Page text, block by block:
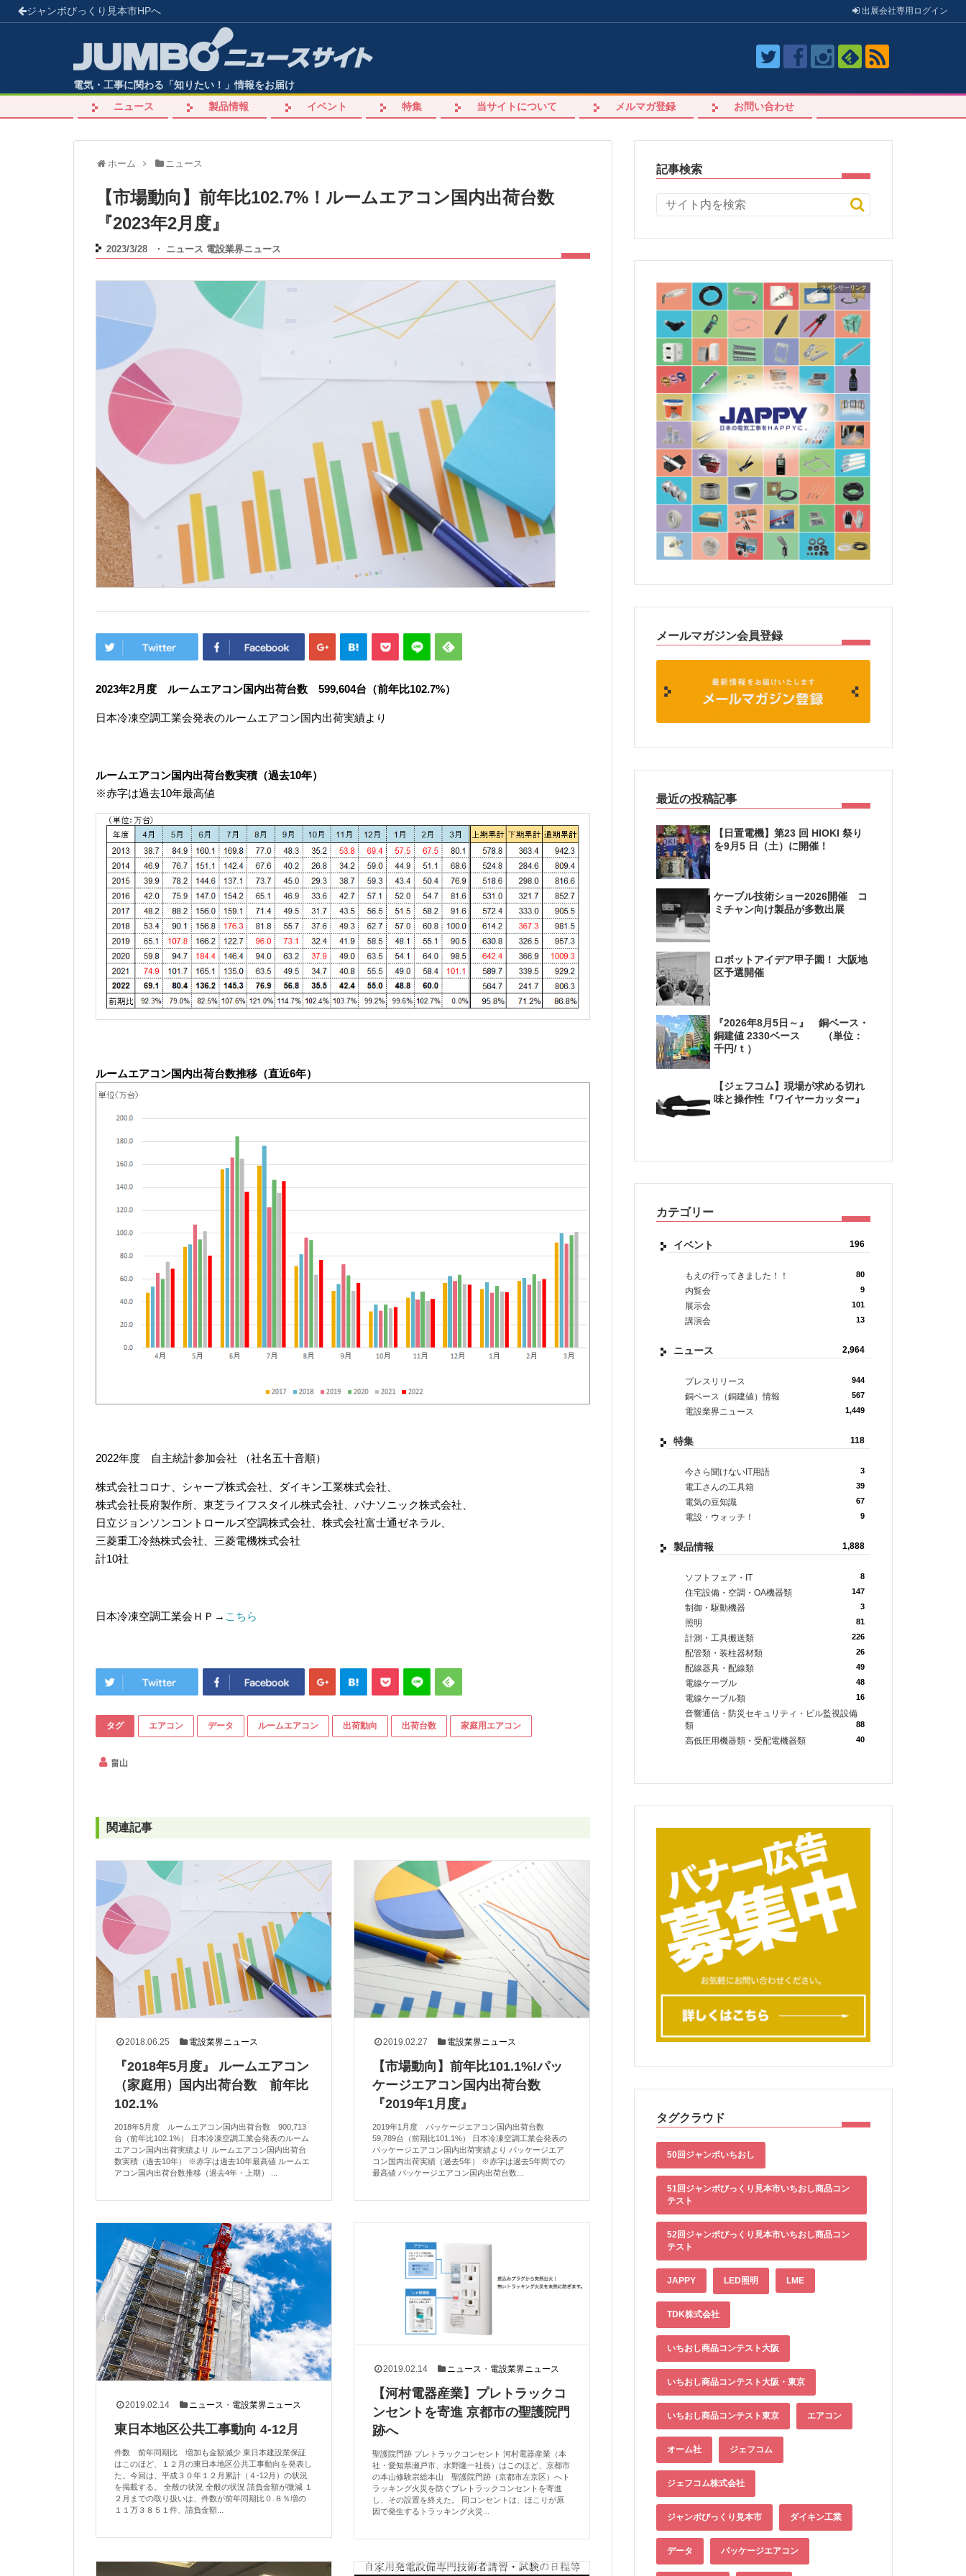
ジャンボびっくり見本市HPへ 出展会社専用 ログイン
電気・工事に関わる「知りたい！」情報をお届け
ニュース
製品情報 イベント 特集 当サイトについて メルマガ登録 お問い合わせ
ホーム ニュース
【市場動向】前年比102.7%！ルームエアコン国内出荷台数
『2023年2月度』
2023/3/28 ・ ニュース 電設業界ニュース
2023年2月度 ルームエアコン国内出荷台数 599,604台（前年比102.7%）
日本冷凍空調工業会発表のルームエアコン国内出荷実績より
ルームエアコン国内出荷台数実積（過去10年）
※赤字は過去10年最高値
ルームエアコン国内出荷台数推移（直近6年）
2022年度 自主統計参加会社 （社名五十音順）
株式会社コロナ、シャープ株式会社、ダイキン工業株式会社、
株式会社長府製作所、東芝ライフスタイル株式会社、パナソニック株式会社、
日立ジョンソンコントロールズ空調株式会社、株式会社富士通ゼネラル、
三菱重工冷熱株式会社、三菱電機株式会社
計10社
日本冷凍空調工業会ＨＰ→ こちら
タグ エアコン データ ルームエアコン 出荷動向 出荷台数 家庭用エアコン
畠山
関連記事
2018.06.25 電設業界ニュース
『2018年5月度』 ルームエアコン
（家庭用）国内出荷台数 前年比
102.1%
2018年5月度 ルームエアコン国内出荷台数 900,713
台（前年比102.1%） 日本冷凍空調工業会発表のルーム
エアコン国内出荷実績より ルームエアコン国内出荷台
数実積（過去10年） ※赤字は過去10年最高値 ルームエ
アコン国内出荷台数推移（過去4年・上期） ...
2019.02.27 電設業界ニュース
【市場動向】前年比101.1%!パッ
ケージエアコン国内出荷台数
『2019年1月度』
2019年1月度 パッケージエアコン国内出荷台数
59,789台（前期比101.1%） 日本冷凍空調工業会発表の
パッケージエアコン国内出荷実績より パッケージエア
コン国内出荷実績（過去5年） ※赤字は過去5年間での
最高値 パッケージエアコン国内出荷台数...
2019.02.14 ニュース ・ 電設業界ニュース
東日本地区公共工事動向 4-12月
件数 前年同期比 増加も金額減少 東日本建設業保証
はこのほど、１２月の東日本地区公共工事動向を発表し
た。今回は、平成３０年１２月累計（４-12月）の状況
を掲載する。 全般の状況 全般の状況 請負金額が微減 １
２月までの取り扱いは、件数が前年同期比０.８％増の
１１万３８５１件、請負金額...
2019.02.14 ニュース ・ 電設業界ニュース
【河村電器産業】プレトラックコ
ンセントを寄進 京都市の聖護院門
跡へ
聖護院門跡 プレトラックコンセント 河村電器産業（本
社・愛知県瀬戸市、水野隆一社長）はこのほど、京都市
の本山修験宗総本山 聖護院門跡（京都市左京区）へト
ラッキング火災を防ぐプレトラックコンセントを寄進
し、その設置を終えた。 同コンセントは、ほこりが原
因で発生するトラッキング火災...
記事検索
メールマガジン会員登録
最近の投稿記事
【日置電機】第23 回 HIOKI 祭り
を9月5 日（土）に開催！
ケーブル技術ショー2026開催 コ
ミチャン向け製品が多数出展
ロボットアイデア甲子園！ 大阪地
区予選開催
『2026年8月5日～』 銅ベース・
銅建値 2330ベース （単位：
千円/ｔ）
【ジェフコム】現場が求める切れ
味と操作性『ワイヤーカッター』
カテゴリー
イベント 196
もえの行ってきました！！ 80
内覧会 9
展示会 101
講演会 13
ニュース 2,964
プレスリリース 944
銅ベース（銅建値）情報 567
電設業界ニュース 1,449
特集 118
今さら聞けないIT用語 3
電工さんの工具箱 39
電気の豆知識 67
電設・ウォッチ！ 9
製品情報 1,888
ソフトフェア・IT 8
住宅設備・空調・OA機器類 147
制御・駆動機器 3
照明 81
計測・工具搬送類 226
配管類・装柱器材類 26
配線器具・配線類 49
電線ケーブル 48
電線ケーブル類 16
音響通信・防災セキュリティ・ビル監視設備
類
88
高低圧用機器類・受配電機器類 40
タグクラウド
50回ジャンボいちおし
51回ジャンボびっくり見本市いちおし商品コン
テスト
52回ジャンボびっくり見本市いちおし商品コン
テスト
JAPPY LED照明 LME
TDK株式会社
いちおし商品コンテスト大阪
いちおし商品コンテスト大阪・東京
いちおし商品コンテスト東京 エアコン
オーム社 ジェフコム
ジェフコム株式会社
ジャンボびっくり見本市 ダイキン工業
データ パッケージエアコン